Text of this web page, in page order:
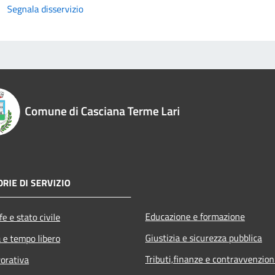
Segnala disservizio
Comune di Casciana Terme Lari
DI SERVIZIO
e stato civile
tempo libero
Educazione e formazione
Giustizia e sicurezza pubblica
Tributi,finanze e